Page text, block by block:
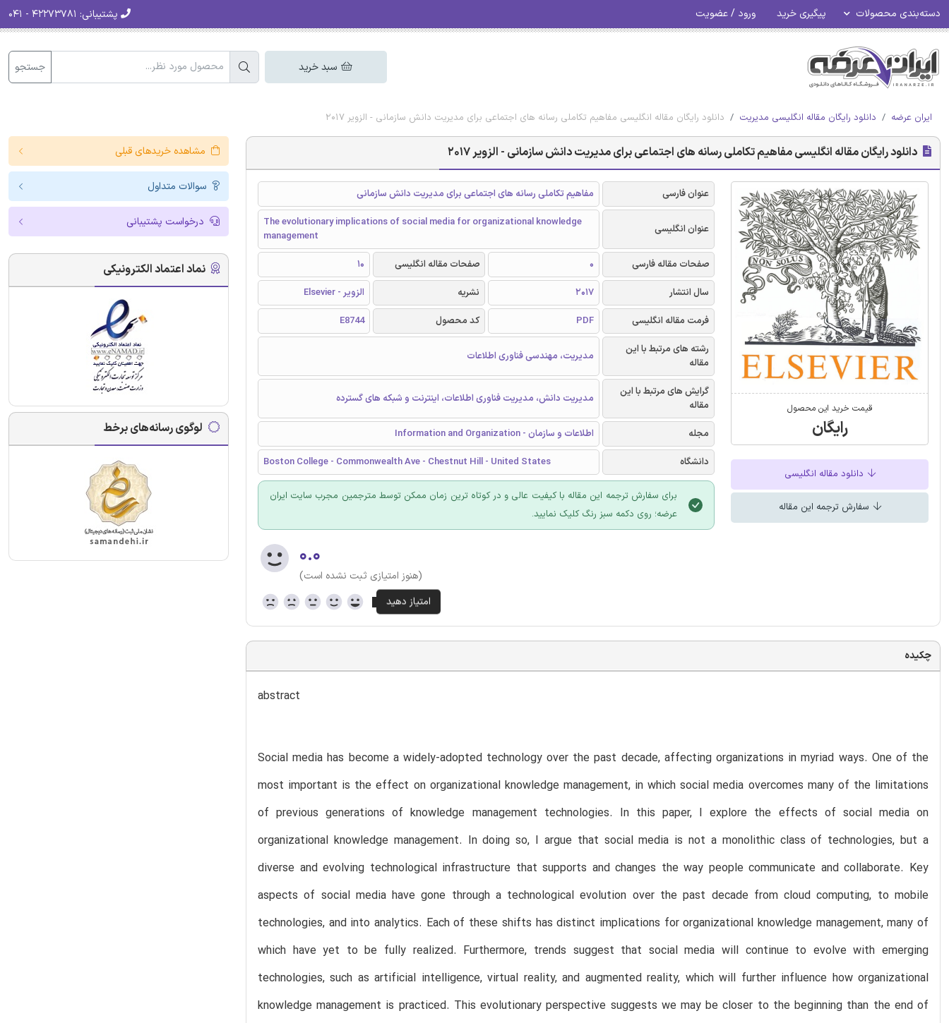
دسته‌بندی محصولات پیگیری خرید ورود / عضویت پشتیبانی:
سبد خرید جستجو
ایران عرضه دانلود رایگان مقاله انگلیسی مدیریت دانلود رایگان مقاله انگلیسی مفاهیم تکاملی رسانه های اجتماعی برای مدیریت دانش سازمانی - الزویر 2017
دانلود رایگان مقاله انگلیسی مفاهیم تکاملی رسانه های اجتماعی برای مدیریت دانش سازمانی - الزویر 2017
قیمت خرید این محصول
رایگان
دانلود مقاله انگلیسی
سفارش ترجمه این مقاله
عنوان فارسی مفاهیم تکاملی رسانه های اجتماعی برای مدیریت دانش سازمانی
عنوان انگلیسی
The evolutionary implications of social media for organizational knowledge
management
صفحات مقاله فارسی
0 صفحات مقاله انگلیسی
10
سال انتشار
2017 نشریه
الزویر - Elsevier
فرمت مقاله انگلیسی
PDF کد محصول
E8744
رشته های مرتبط با این
مقاله
مدیریت، مهندسی فناوری اطلاعات
گرایش های مرتبط با این
مقاله
مدیریت دانش، مدیریت فناوری اطلاعات، اینترنت و شبکه های گسترده
مجله
اطلاعات و سازمان - Information and Organization
دانشگاه
Boston College - Commonwealth Ave - Chestnut Hill - United States
برای سفارش ترجمه این مقاله با کیفیت عالی و در کوتاه ترین زمان ممکن توسط مترجمین مجرب سایت ایران
عرضه؛ روی دکمه سبز رنگ کلیک نمایید.
۰.۰
(هنوز امتیازی ثبت نشده است)
چکیده
abstract
Social media has become a widely-adopted technology over the past decade, affecting organizations in myriad ways. One of the
most important is the effect on organizational knowledge management, in which social media overcomes many of the limitations
of previous generations of knowledge management technologies. In this paper, I explore the effects of social media on
organizational knowledge management. In doing so, I argue that social media is not a monolithic class of technologies, but a
diverse and evolving technological infrastructure that supports and changes the way people communicate and collaborate. Key
aspects of social media have gone through a technological evolution over the past decade from cloud computing, to mobile
technologies, and into analytics. Each of these shifts has distinct implications for organizational knowledge management, many of
which have yet to be fully realized. Furthermore, trends suggest that social media will continue to evolve with emerging
technologies, such as artificial intelligence, virtual reality, and augmented reality, which will further influence how organizational
knowledge management is practiced. This evolutionary perspective suggests we may be closer to the beginning than the end of
مشاهده خریدهای قبلی
سوالات متداول
درخواست پشتیبانی
نماد اعتماد الکترونیکی
لوگوی رسانه‌های برخط